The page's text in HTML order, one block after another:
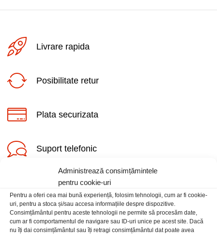
Administrează consimțămintele
pentru cookie-uri
Pentru a oferi cea mai bună experiență, folosim tehnologii, cum ar fi cookie-
uri, pentru a stoca și/sau accesa informațiile despre dispozitive.
Consimțământul pentru aceste tehnologii ne permite să procesăm date,
cum ar fi comportamentul de navigare sau ID-uri unice pe acest site. Dacă
nu îți dai consimțământul sau îți retragi consimțământul dat poate avea
Livrare rapida
Posibilitate retur
Plata securizata
Suport telefonic
Informatii